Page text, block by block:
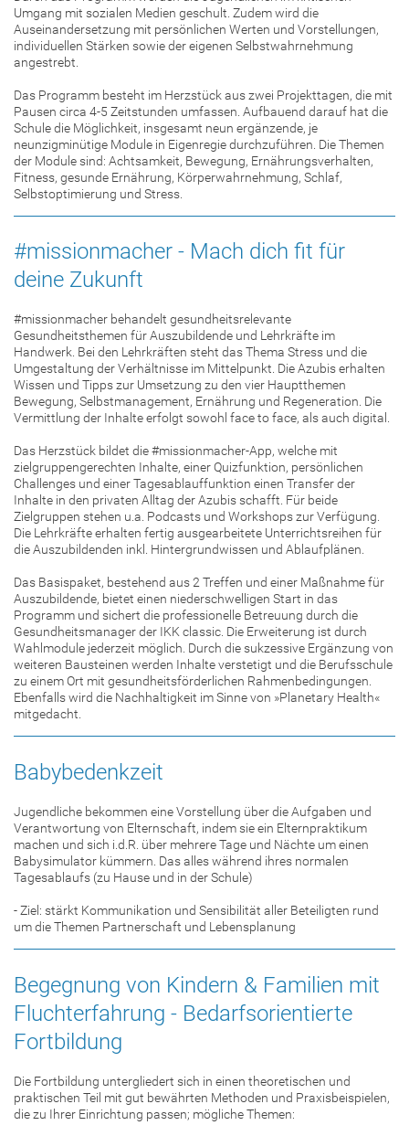
Umgang mit sozialen Medien geschult. Zudem wird die
Auseinandersetzung mit persönlichen Werten und Vorstellungen,
individuellen Stärken sowie der eigenen Selbstwahrnehmung
angestrebt.
Das Programm besteht im Herzstück aus zwei Projekttagen, die mit
Pausen circa 4-5 Zeitstunden umfassen. Aufbauend darauf hat die
Schule die Möglichkeit, insgesamt neun ergänzende, je
neunzigminütige Module in Eigenregie durchzuführen. Die Themen
der Module sind: Achtsamkeit, Bewegung, Ernährungsverhalten,
Fitness, gesunde Ernährung, Körperwahrnehmung, Schlaf,
Selbstoptimierung und Stress.
#missionmacher - Mach dich fit für
deine Zukunft
#missionmacher behandelt gesundheitsrelevante
Gesundheitsthemen für Auszubildende und Lehrkräfte im
Handwerk. Bei den Lehrkräften steht das Thema Stress und die
Umgestaltung der Verhältnisse im Mittelpunkt. Die Azubis erhalten
Wissen und Tipps zur Umsetzung zu den vier Hauptthemen
Bewegung, Selbstmanagement, Ernährung und Regeneration. Die
Vermittlung der Inhalte erfolgt sowohl face to face, als auch digital.
Das Herzstück bildet die #missionmacher-App, welche mit
zielgruppengerechten Inhalte, einer Quizfunktion, persönlichen
Challenges und einer Tagesablauffunktion einen Transfer der
Inhalte in den privaten Alltag der Azubis schafft. Für beide
Zielgruppen stehen u.a. Podcasts und Workshops zur Verfügung.
Die Lehrkräfte erhalten fertig ausgearbeitete Unterrichtsreihen für
die Auszubildenden inkl. Hintergrundwissen und Ablaufplänen.
Das Basispaket, bestehend aus 2 Treffen und einer Maßnahme für
Auszubildende, bietet einen niederschwelligen Start in das
Programm und sichert die professionelle Betreuung durch die
Gesundheitsmanager der IKK classic. Die Erweiterung ist durch
Wahlmodule jederzeit möglich. Durch die sukzessive Ergänzung von
weiteren Bausteinen werden Inhalte verstetigt und die Berufsschule
zu einem Ort mit gesundheitsförderlichen Rahmenbedingungen.
Ebenfalls wird die Nachhaltigkeit im Sinne von »Planetary Health«
mitgedacht.
Babybedenkzeit
Jugendliche bekommen eine Vorstellung über die Aufgaben und
Verantwortung von Elternschaft, indem sie ein Elternpraktikum
machen und sich i.d.R. über mehrere Tage und Nächte um einen
Babysimulator kümmern. Das alles während ihres normalen
Tagesablaufs (zu Hause und in der Schule)
- Ziel: stärkt Kommunikation und Sensibilität aller Beteiligten rund
um die Themen Partnerschaft und Lebensplanung
Begegnung von Kindern & Familien mit
Fluchterfahrung - Bedarfsorientierte
Fortbildung
Die Fortbildung untergliedert sich in einen theoretischen und
praktischen Teil mit gut bewährten Methoden und Praxisbeispielen,
die zu Ihrer Einrichtung passen; mögliche Themen: